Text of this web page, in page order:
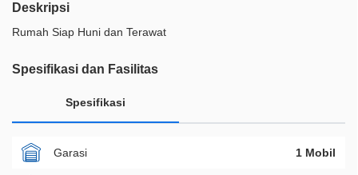
Deskripsi
Rumah Siap Huni dan Terawat
Spesifikasi dan Fasilitas
Spesifikasi
Garasi 1 Mobil